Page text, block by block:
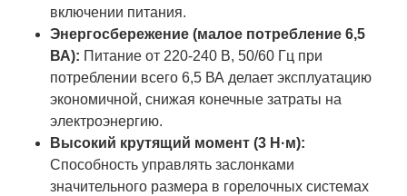
включении питания.
Энергосбережение (малое потребление 6,5
ВА): Питание от 220-240 В, 50/60 Гц при
потреблении всего 6,5 ВА делает эксплуатацию
экономичной, снижая конечные затраты на
электроэнергию.
Высокий крутящий момент (3 Н·м):
Способность управлять заслонками
значительного размера в горелочных системах